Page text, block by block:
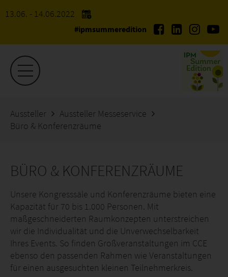
13.06. - 14.06.2022
#ipmsummeredition
Aussteller
Aussteller Messeservice
Büro & Konferenzräume
BÜRO & KONFERENZRÄUME
Unsere Kongresssäle und Konferenzräume bieten eine
Kapazität für 70 bis 1.000 Personen. Mit
maßgeschneiderten Raumkonzepten unterstreichen
wir die Individualität und die Unverwechselbarkeit
Ihres Events. So finden Großveranstaltungen im CCE
ebenso den passenden Rahmen wie Veranstaltungen
für einen ausgesuchten kleinen Teilnehmerkreis.